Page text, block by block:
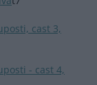
cast 3,
- cast 4,